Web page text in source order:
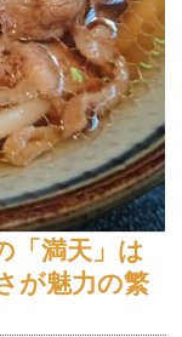
「満天」は
が魅力の繁